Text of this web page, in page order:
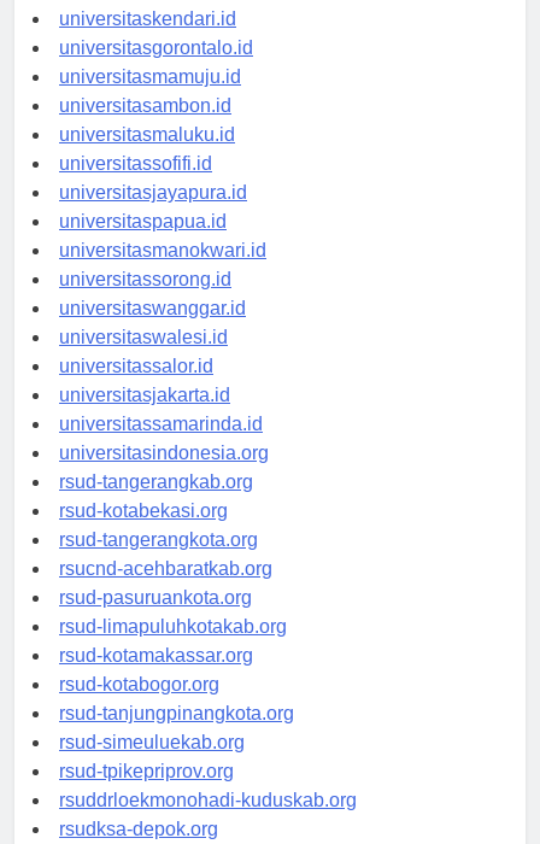
universitasmakassar.id
universitaskendari.id
universitasgorontalo.id
universitasmamuju.id
universitasambon.id
universitasmaluku.id
universitassofifi.id
universitasjayapura.id
universitaspapua.id
universitasmanokwari.id
universitassorong.id
universitaswanggar.id
universitaswalesi.id
universitassalor.id
universitasjakarta.id
universitassamarinda.id
universitasindonesia.org
rsud-tangerangkab.org
rsud-kotabekasi.org
rsud-tangerangkota.org
rsucnd-acehbaratkab.org
rsud-pasuruankota.org
rsud-limapuluhkotakab.org
rsud-kotamakassar.org
rsud-kotabogor.org
rsud-tanjungpinangkota.org
rsud-simeuluekab.org
rsud-tpikepriprov.org
rsuddrloekmonohadi-kuduskab.org